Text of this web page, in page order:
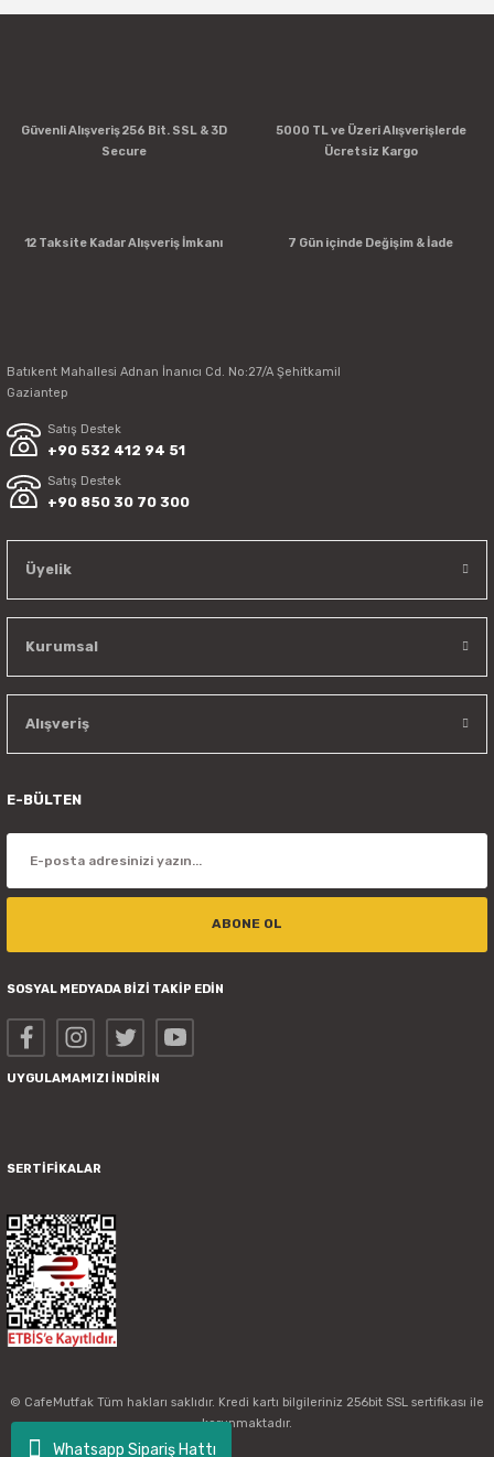
Whatsapp Sipariş Hattı
Yorum Yaz
Güvenli Alışveriş 256 Bit. SSL & 3D
Secure
5000 TL ve Üzeri Alışverişlerde
Ücretsiz Kargo
12 Taksite Kadar Alışveriş İmkanı 7 Gün içinde Değişim & İade
Batıkent Mahallesi Adnan İnanıcı Cd. No:27/A Şehitkamil
Gaziantep
Satış Destek
+90 532 412 94 51
Satış Destek
+90 850 30 70 300
Üyelik
Kurumsal
Alışveriş
E-BÜLTEN
ABONE OL
SOSYAL MEDYADA BİZİ TAKİP EDİN
UYGULAMAMIZI İNDİRİN
SERTİFİKALAR
© CafeMutfak Tüm hakları saklıdır. Kredi kartı bilgileriniz 256bit SSL sertifikası ile
korunmaktadır.